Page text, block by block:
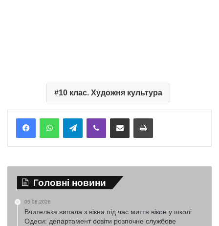
10 клас. Художня культура
TelegramViber Надіслати електронною поштоюНадрукувати
Головні новини
05.08.2026
Вчителька випала з вікна під час миття вікон у школі
Одеси: департамент освіти розпочне службове